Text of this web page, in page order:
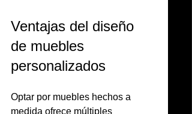
Ventajas del diseño
de muebles
personalizados
Optar por muebles hechos a
medida ofrece múltiples